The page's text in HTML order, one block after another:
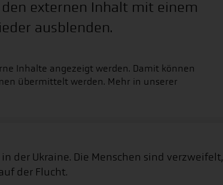
externen Inhalt mit einem
ausblenden.
Inhalte angezeigt werden. Damit können
übermittelt werden. Mehr in unserer
der Ukraine. Die Menschen sind verzweifelt,
der Flucht.